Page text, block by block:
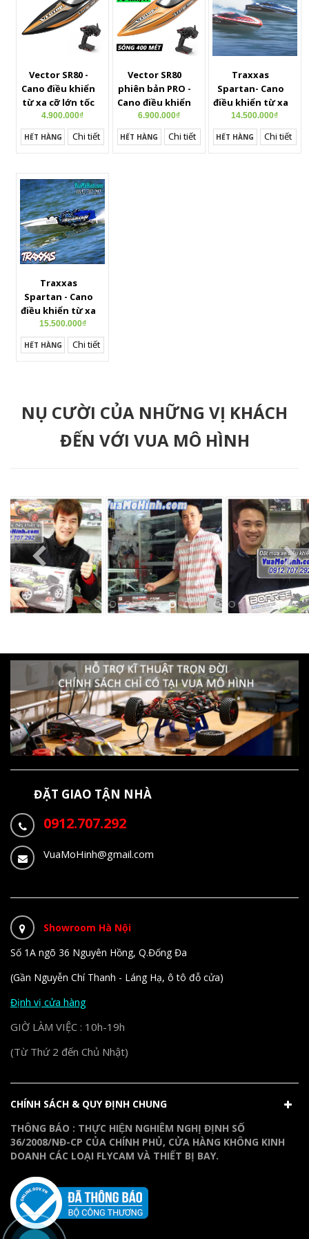
sóng
Vector SR80 -
Cano điều khiển
từ xa cỡ lớn tốc
độ cao 60km/h,
chiều dài 80cm,
tự động chống
4.900.000₫
HẾT HÀNG Chi tiết
Vector SR80
phiên bản PRO -
Cano điều khiển
từ xa cỡ lớn tốc
độ cao 70km/h,
tự động chống
6.900.000₫
HẾT HÀNG Chi tiết
Traxxas
Spartan- Cano
điều khiển từ xa
tốc độ cao top
đầu thế giới
14.500.000₫
HẾT HÀNG Chi tiết
Traxxas
Spartan - Cano
điều khiển từ xa
loại mới nhất
2019
15.500.000₫
HẾT HÀNG Chi tiết
NỤ CƯỜI CỦA NHỮNG VỊ KHÁCH
ĐẾN VỚI VUA MÔ HÌNH
ĐẶT GIAO TẬN NHÀ
0912.707.292
VuaMoHinh@gmail.com
Showroom Hà Nội
Số 1A ngõ 36 Nguyên Hồng, Q.Đống Đa
(Gần Nguyễn Chí Thanh - Láng Hạ, ô tô đỗ cửa)
Định vị cửa hàng
GIỜ LÀM VIỆC : 10h-19h
(Từ Thứ 2 đến Chủ Nhật)
CHÍNH SÁCH & QUY ĐỊNH CHUNG
THÔNG BÁO : THỰC HIỆN NGHIÊM NGHỊ ĐỊNH SỐ
36/2008/NĐ-CP CỦA CHÍNH PHỦ, CỬA HÀNG KHÔNG KINH
DOANH CÁC LOẠI FLYCAM VÀ THIẾT BỊ BAY.